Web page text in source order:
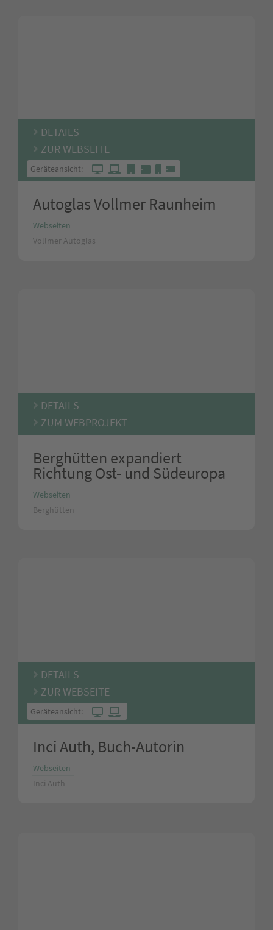
DETAILS
ZUR WEBSEITE
Geräteansicht:
Autoglas Vollmer Raunheim
Webseiten
Vollmer Autoglas
DETAILS
ZUM WEBPROJEKT
Berghütten expandiert
Richtung Ost- und Südeuropa
Webseiten
Berghütten
DETAILS
ZUR WEBSEITE
Geräteansicht:
Inci Auth, Buch-Autorin
Webseiten
Inci Auth